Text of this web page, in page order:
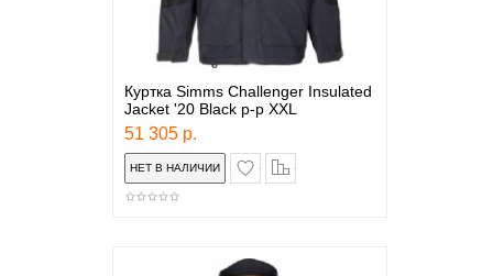
Куртка Simms Challenger Insulated
Jacket '20 Black р-р XXL
51 305 р.
в закладки